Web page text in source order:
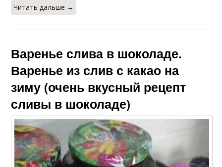
Читать дальше →
Варенье слива в шоколаде.
Варенье из слив с какао на
зиму (очень вкусный рецепт
сливы в шоколаде)